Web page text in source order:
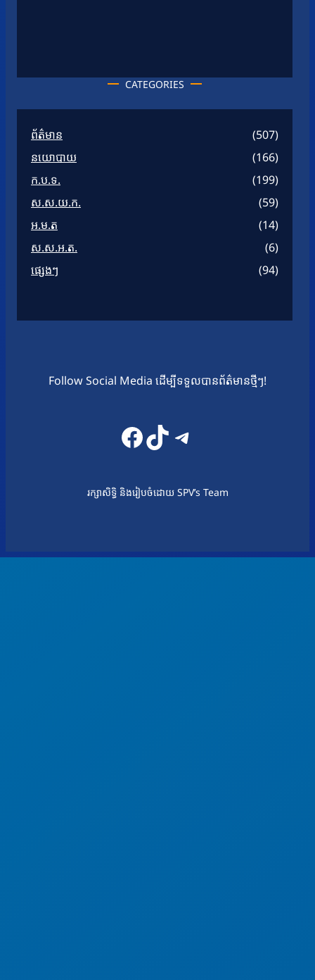
CATEGORIES
ព័ត៌មាន
(507)
នយោបាយ
(166)
ក.ប.ទ.
(199)
ស.ស.យ.ក.
(59)
អ.ម.ត
(14)
ស.ស.អ.ត.
(6)
ផ្សេងៗ
(94)
Follow Social Media ដើម្បីទទួលបានព័ត៌មានថ្មីៗ!
Facebook
TikTokTelegram
រក្សាសិទ្ធិ និងរៀបចំដោយ SPV’s Team